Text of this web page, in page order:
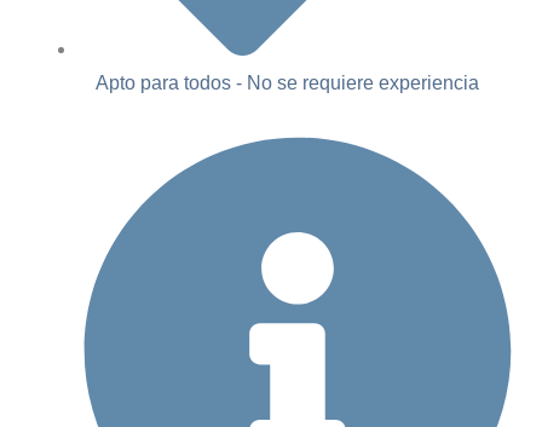
Apto para todos - No se requiere experiencia